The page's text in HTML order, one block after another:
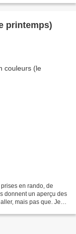
printemps)
en rando, de
donnent un aperçu des
mais pas que. Je